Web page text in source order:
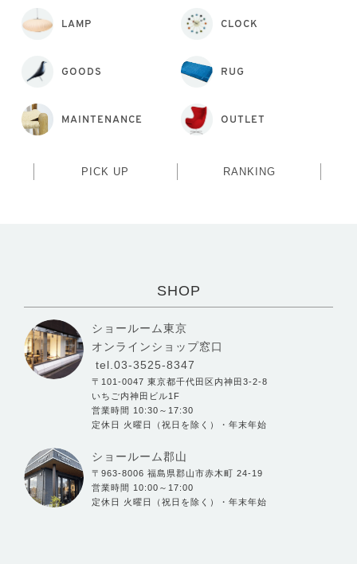
LAMP CLOCK
GOODS RUG
MAINTENANCE OUTLET
PICK UP RANKING
SHOP
ショールーム東京
オンラインショップ窓口
tel.03-3525-8347
〒101-0047 東京都千代田区内神田3-2-8
いちご内神田ビル1F
営業時間 10:30～17:30
定休日 火曜日（祝日を除く）・年末年始
ショールーム郡山
〒963-8006 福島県郡山市赤木町 24-19
営業時間 10:00～17:00
定休日 火曜日（祝日を除く）・年末年始